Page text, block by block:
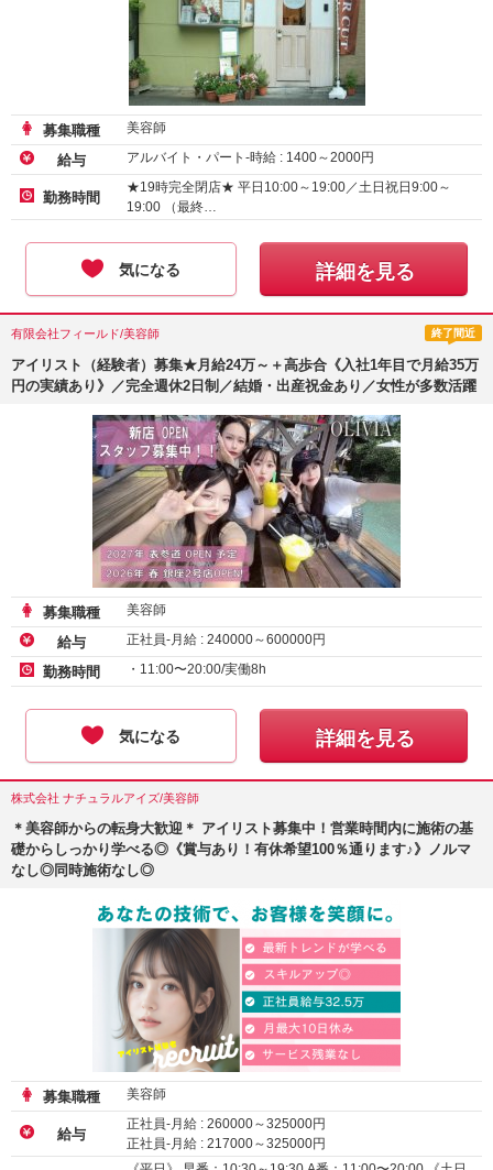
募集職種 美容師
給与 アルバイト・パート-時給 : 1400～2000円
勤務時間
★19時完全閉店★ 平日10:00～19:00／土日祝日9:00～
19:00 （最終…
気になる 詳細を見る
有限会社フィールド/美容師 終了間近
アイリスト（経験者）募集★月給24万～＋高歩合《入社1年目で月給35万
円の実績あり》／完全週休2日制／結婚・出産祝金あり／女性が多数活躍
募集職種 美容師
給与 正社員-月給 : 240000～600000円
勤務時間 ・11:00〜20:00/実働8h
気になる 詳細を見る
株式会社 ナチュラルアイズ/美容師
＊美容師からの転身大歓迎＊ アイリスト募集中！営業時間内に施術の基
礎からしっかり学べる◎《賞与あり！有休希望100％通ります♪》ノルマ
なし◎同時施術なし◎
募集職種 美容師
給与
正社員-月給 : 260000～325000円
正社員-月給 : 217000～325000円